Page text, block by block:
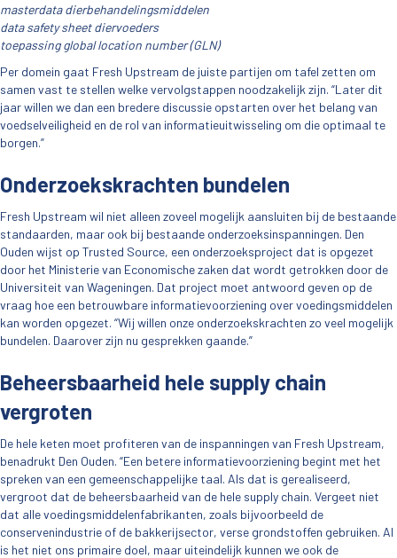
masterdata dierbehandelingsmiddelen
data safety sheet diervoeders
toepassing global location number (GLN)
Per domein gaat Fresh Upstream de juiste partijen om tafel zetten om
samen vast te stellen welke vervolgstappen noodzakelijk zijn. “Later dit
jaar willen we dan een bredere discussie opstarten over het belang van
voedselveiligheid en de rol van informatieuitwisseling om die optimaal te
borgen.”
Onderzoekskrachten bundelen
Fresh Upstream wil niet alleen zoveel mogelijk aansluiten bij de bestaande
standaarden, maar ook bij bestaande onderzoeksinspanningen. Den
Ouden wijst op Trusted Source, een onderzoeksproject dat is opgezet
door het Ministerie van Economische zaken dat wordt getrokken door de
Universiteit van Wageningen. Dat project moet antwoord geven op de
vraag hoe een betrouwbare informatievoorziening over voedingsmiddelen
kan worden opgezet. “Wij willen onze onderzoekskrachten zo veel mogelijk
bundelen. Daarover zijn nu gesprekken gaande.”
Beheersbaarheid hele supply chain
vergroten
De hele keten moet profiteren van de inspanningen van Fresh Upstream,
benadrukt Den Ouden. “Een betere informatievoorziening begint met het
spreken van een gemeenschappelijke taal. Als dat is gerealiseerd,
vergroot dat de beheersbaarheid van de hele supply chain. Vergeet niet
dat alle voedingsmiddelenfabrikanten, zoals bijvoorbeeld de
conservenindustrie of de bakkerijsector, verse grondstoffen gebruiken. Al
is het niet ons primaire doel, maar uiteindelijk kunnen we ook de